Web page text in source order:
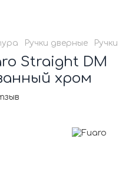
Ручки дверные
Straight DM
хром